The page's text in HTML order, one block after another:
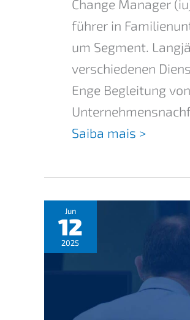
Change Manager
füh­rer in
um Segment.
verschie­de­nen
Enge Beglei­tung
Saiba mais >
Jun
12
2025